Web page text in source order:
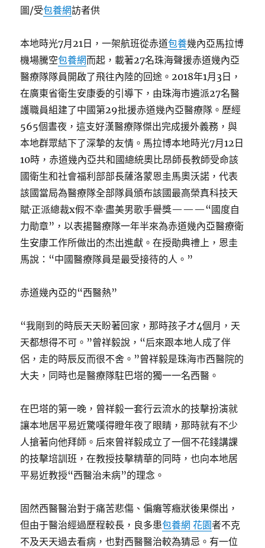
圖/受包養網訪者供
本地時光7月21日，一架航班從赤道包養幾內亞馬拉博
機場騰空包養網而起，載著27名珠海聲援赤道幾內亞
醫療隊隊員開啟了飛往內陸的回途。2018年1月3日，
在廣東省衛生安康委的引導下，由珠海市遴派27名醫
護職員組建了中國第29批援赤道幾內亞醫療隊。歷經
565個晝夜，這支好漢醫療隊傑出完成援外義務，與
本地群眾結下了深摯的友情。馬拉博本地時光7月12日
10時，赤道幾內亞共和國總統奧比昂師長教師受命該
國衛生和社會福利部部長薩洛蒙恩圭馬奧沃諾，代表
該國當局為醫療隊全部隊員頒布該國最高榮真科技天
賦·正派總裁x假不幸·盡美男歌手譽獎———“國度自
力勛章”，以表揚醫療隊一年半來為赤道幾內亞醫療衛
生安康工作所做出的杰出進獻。在授勛典禮上，恩圭
馬說：“中國醫療隊員是最受接待的人。”
赤道幾內亞的“西醫熱”
“我剛到的時辰天天盼著回家，那時孩子才4個月，天
天都想得不可。”曾祥毅說，“后來跟本地人成了伴
侶，走的時辰反而很不舍。”曾祥毅是珠海市西醫院的
大夫，同時也是醫療隊駐巴塔的獨一一名西醫。
在巴塔的第一晚，曾祥毅一套行云流水的技擊扮演就
讓本地居平易近驚嘆得瞪年夜了眼睛，那時就有不少
人搶著向他拜師。后來曾祥毅成立了一個不花錢講課
的技擊培訓班，在教授技擊精華的同時，也向本地居
平易近教授“西醫治未病”的理念。
固然西醫醫治對于痛苦悲傷、偏癱等癥狀後果傑出，
但由于醫治經過歷程較長，良多患包養網 花園者不克
不及天天過去看病，也對西醫醫治較為猜忌。有一位